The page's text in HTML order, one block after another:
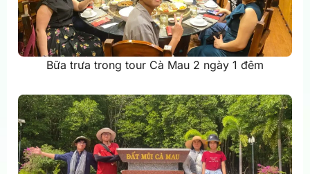
Bữa trưa trong tour Cà Mau 2 ngày 1 đêm